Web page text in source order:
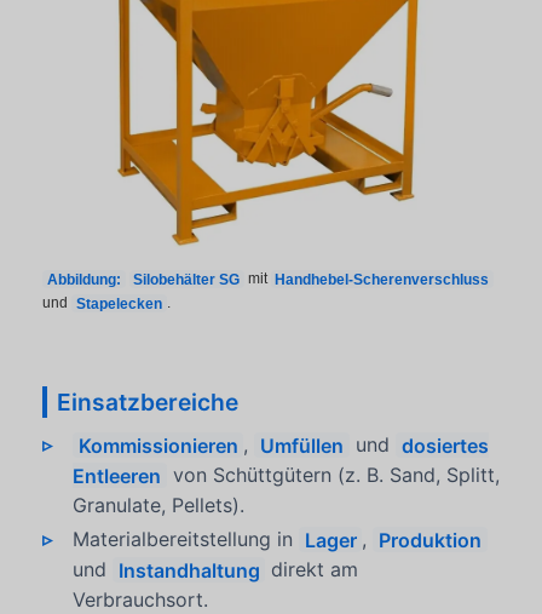
Abbildung: Silobehälter SG mit Handhebel-Scherenverschluss
und
Stapelecken .
Einsatzbereiche
Kommissionieren , Umfüllen und dosiertes
Entleeren von Schüttgütern (z. B. Sand, Splitt,
Granulate, Pellets).
Materialbereitstellung in Lager , Produktion
und Instandhaltung direkt am
Verbrauchsort.